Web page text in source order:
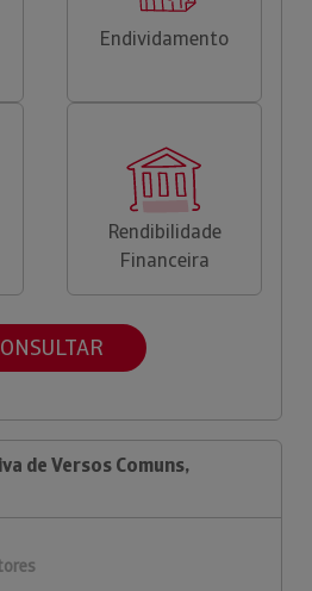
Endividamento
Rendibilidade
Financeira
de Versos Comuns,